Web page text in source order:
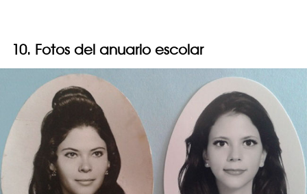
10. Fotos del anuario escolar